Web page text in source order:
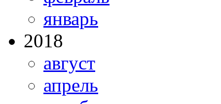
январь
2018
август
апрель